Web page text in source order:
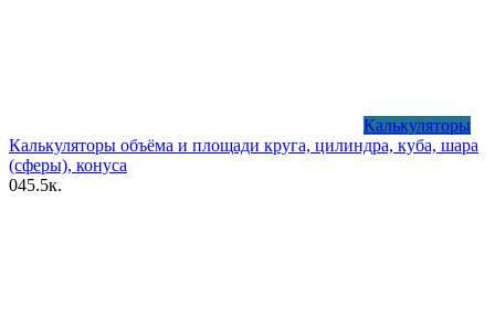
Калькуляторы
Калькуляторы объёма и площади круга, цилиндра, куба, шара
(сферы), конуса
045.5к.